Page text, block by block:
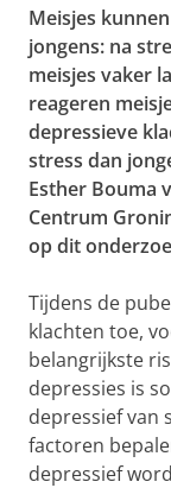
Meisjes
jongens: na
meisjes vaker
reageren
depressieve
stress dan
Esther Bouma
Centrum
op dit
Tijdens de
klachten toe,
belangrijkste
depressies is
depressief van
factoren
depressief